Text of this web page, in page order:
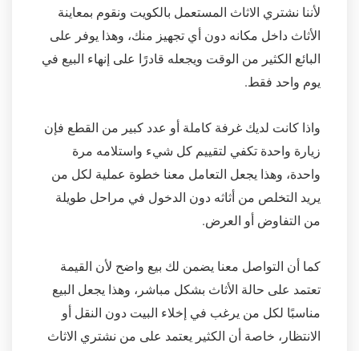
لأننا نشتري الاثاث المستعمل بالكويت ونقوم بمعاينة
الأثاث داخل مكانه دون أي تجهيز منك، وهذا يوفر على
البائع الكثير من الوقت ويجعله قادرًا على إنهاء البيع في
يوم واحد فقط.
واذا كانت لديك غرفة كاملة أو عدد كبير من القطع فإن
زيارة واحدة تكفي لتقييم كل شيء واستلامه مرة
واحدة، وهذا يجعل التعامل معنا خطوة عملية لكل من
يريد التخلص من أثاثه دون الدخول في مراحل طويلة
من التفاوض أو العرض.
كما أن التواصل معنا يضمن لك بيع واضح لأن القيمة
تعتمد على حالة الأثاث بشكل مباشر، وهذا يجعل البيع
مناسبًا لكل من يرغب في إخلاء البيت دون النقل أو
الانتظار، خاصة أن الكثير يعتمد على من نشتري الاثاث